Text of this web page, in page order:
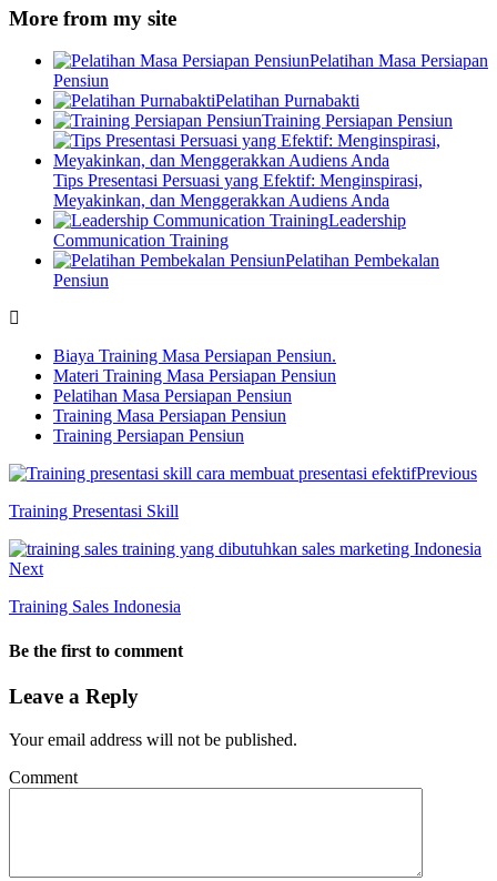
More from my site
Pelatihan Masa Persiapan
Pensiun
Pelatihan Purnabakti
Training Persiapan Pensiun
Tips Presentasi Persuasi yang Efektif: Menginspirasi,
Meyakinkan, dan Menggerakkan Audiens Anda
Leadership
Communication Training
Pelatihan Pembekalan
Pensiun
Biaya Training Masa Persiapan Pensiun.
Materi Training Masa Persiapan Pensiun
Pelatihan Masa Persiapan Pensiun
Training Masa Persiapan Pensiun
Training Persiapan Pensiun
Previous
Training Presentasi Skill
Next
Training Sales Indonesia
Be the first to comment
Leave a Reply
Your email address will not be published.
Comment